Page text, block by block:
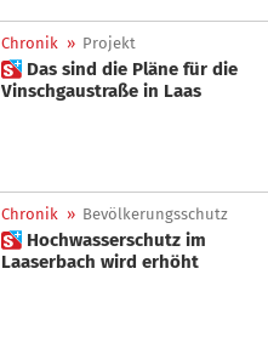
Chronik » Projekt
 Das sind die Pläne für die
Vinschgaustraße in Laas
Chronik » Bevölkerungsschutz
 Hochwasserschutz im
Laaserbach wird erhöht